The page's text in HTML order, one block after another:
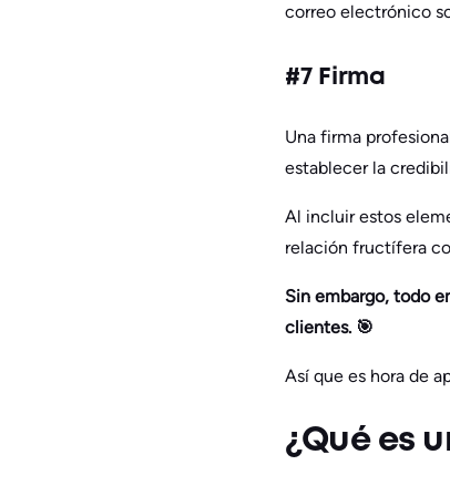
correo electrónico
#7 Firma
Una firma
establecer la
Al incluir estos
relación fructífera
Sin embargo, todo
clientes. 🎯
Así que es hora de
¿Qué es